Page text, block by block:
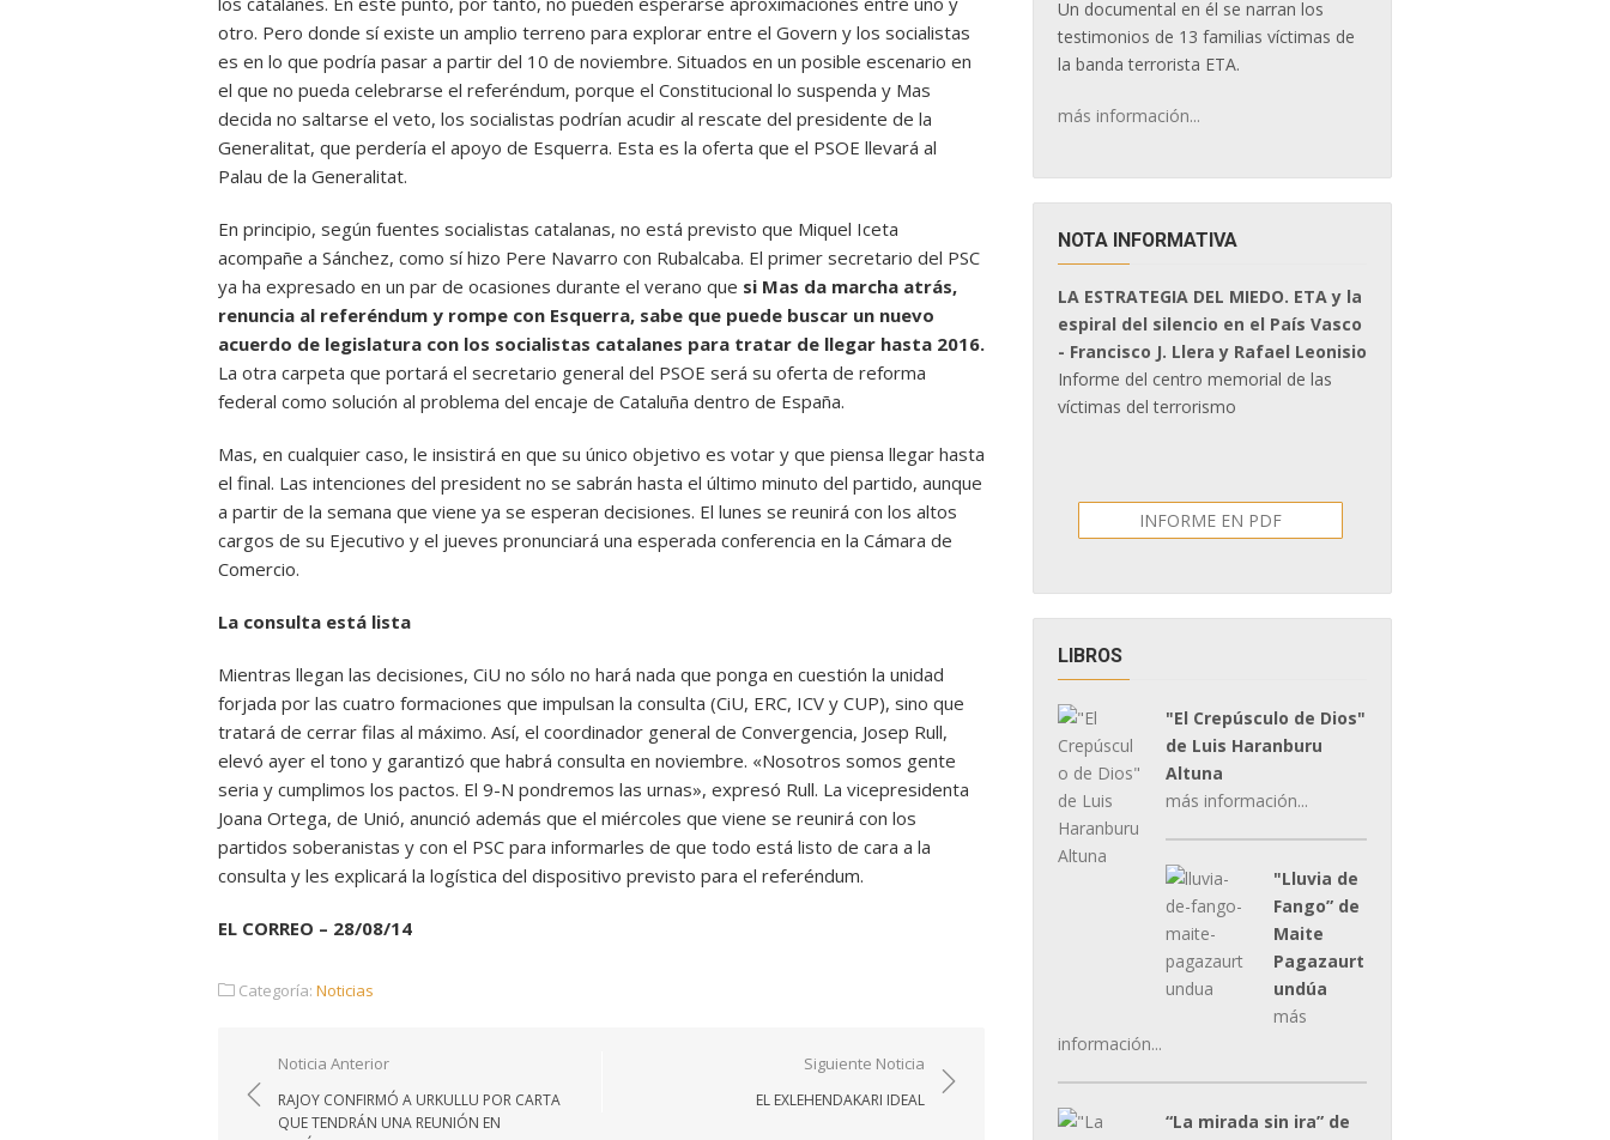
otro. Pero donde sí existe un amplio terreno para explorar entre el Govern y los socialistas
es en lo que podría pasar a partir del 10 de noviembre. Situados en un posible escenario en
el que no pueda celebrarse el referéndum, porque el Constitucional lo suspenda y Mas
decida no saltarse el veto, los socialistas podrían acudir al rescate del presidente de la
Generalitat, que perdería el apoyo de Esquerra. Esta es la oferta que el PSOE llevará al
Palau de la Generalitat.
En principio, según fuentes socialistas catalanas, no está previsto que Miquel Iceta
acompañe a Sánchez, como sí hizo Pere Navarro con Rubalcaba. El primer secretario del PSC
ya ha expresado en un par de ocasiones durante el verano que si Mas da marcha atrás,
renuncia al referéndum y rompe con Esquerra, sabe que puede buscar un nuevo
acuerdo de legislatura con los socialistas catalanes para tratar de llegar hasta 2016.
La otra carpeta que portará el secretario general del PSOE será su oferta de reforma
federal como solución al problema del encaje de Cataluña dentro de España.
Mas, en cualquier caso, le insistirá en que su único objetivo es votar y que piensa llegar hasta
el final. Las intenciones del president no se sabrán hasta el último minuto del partido, aunque
a partir de la semana que viene ya se esperan decisiones. El lunes se reunirá con los altos
cargos de su Ejecutivo y el jueves pronunciará una esperada conferencia en la Cámara de
Comercio.
La consulta está lista
Mientras llegan las decisiones, CiU no sólo no hará nada que ponga en cuestión la unidad
forjada por las cuatro formaciones que impulsan la consulta (CiU, ERC, ICV y CUP), sino que
tratará de cerrar filas al máximo. Así, el coordinador general de Convergencia, Josep Rull,
elevó ayer el tono y garantizó que habrá consulta en noviembre. «Nosotros somos gente
seria y cumplimos los pactos. El 9-N pondremos las urnas», expresó Rull. La vicepresidenta
Joana Ortega, de Unió, anunció además que el miércoles que viene se reunirá con los
partidos soberanistas y con el PSC para informarles de que todo está listo de cara a la
consulta y les explicará la logística del dispositivo previsto para el referéndum.
EL CORREO – 28/08/14
Categoría: Noticias
Navegación
de
entradas
Noticia Anterior
RAJOY CONFIRMÓ A URKULLU POR CARTA
QUE TENDRÁN UNA REUNIÓN EN
Siguiente Noticia
EL EXLEHENDAKARI IDEAL
Un documental en él se narran los
testimonios de 13 familias víctimas de
la banda terrorista ETA.
más información...
NOTA INFORMATIVA
LA ESTRATEGIA DEL MIEDO. ETA y la
espiral del silencio en el País Vasco
- Francisco J. Llera y Rafael Leonisio
Informe del centro memorial de las
víctimas del terrorismo
INFORME EN PDF
LIBROS
"El Crepúsculo de Dios"
de Luis Haranburu
Altuna
más información...
"Lluvia de
Fango” de
Maite
Pagazaurt
undúa
más
información...
“La mirada sin ira” de